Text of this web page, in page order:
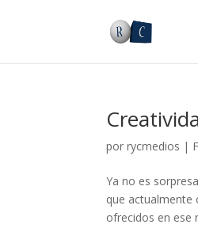
porrycmedios |
Ya no es
que actualmente
ofrecidos en ese